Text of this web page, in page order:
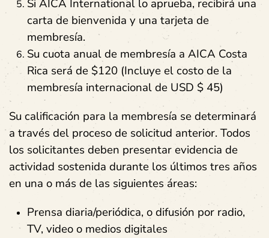
Si AICA International lo aprueba, recibirá una
carta de bienvenida y una tarjeta de
membresía.
Su cuota anual de membresía a AICA Costa
Rica será de $120 (Incluye el costo de la
membresía internacional de USD $ 45)
Su calificación para la membresía se determinará
a través del proceso de solicitud anterior. Todos
los solicitantes deben presentar evidencia de
actividad sostenida durante los últimos tres años
en una o más de las siguientes áreas:
Prensa diaria/periódica, o difusión por radio,
TV, video o medios digitales